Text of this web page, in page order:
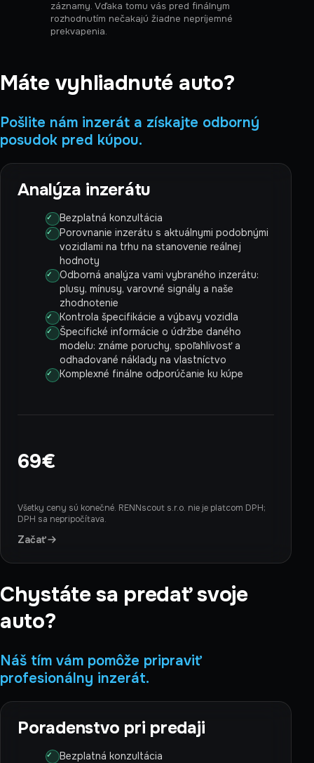
záznamy. Vďaka tomu vás pred finálnym
rozhodnutím nečakajú žiadne nepríjemné
prekvapenia.
Máte vyhliadnuté auto?
Pošlite nám inzerát a získajte odborný
posudok pred kúpou.
Analýza inzerátu
Bezplatná konzultácia
Porovnanie inzerátu s aktuálnymi podobnými
vozidlami na trhu na stanovenie reálnej
hodnoty
Odborná analýza vami vybraného inzerátu:
plusy, mínusy, varovné signály a naše
zhodnotenie
Kontrola špecifikácie a výbavy vozidla
Špecifické informácie o údržbe daného
modelu: známe poruchy, spoľahlivosť a
odhadované náklady na vlastníctvo
Komplexné finálne odporúčanie ku kúpe
69€
Všetky ceny sú konečné. RENNscout s.r.o. nie je platcom DPH;
DPH sa nepripočítava.
Začať
Chystáte sa predať svoje
auto?
Náš tím vám pomôže pripraviť
profesionálny inzerát.
Poradenstvo pri predaji
Bezplatná konzultácia